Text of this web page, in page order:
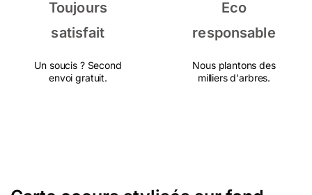
Toujours
satisfait
Un soucis ? Second
envoi gratuit.
Eco
responsable
Nous plantons des
milliers d'arbres.